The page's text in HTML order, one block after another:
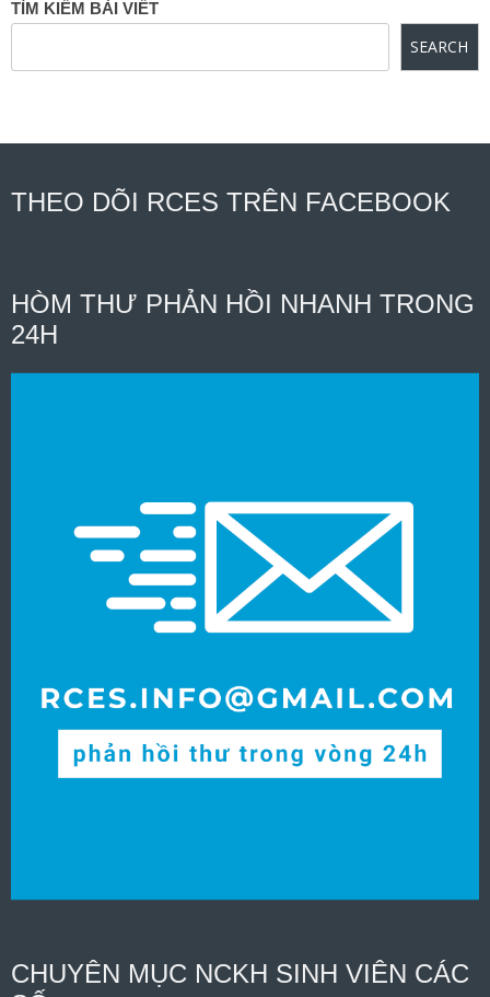
TÌM KIẾM BÀI VIẾT
SEARCH
THEO DÕI RCES TRÊN FACEBOOK
HÒM THƯ PHẢN HỒI NHANH TRONG
24H
CHUYÊN MỤC NCKH SINH VIÊN CÁC